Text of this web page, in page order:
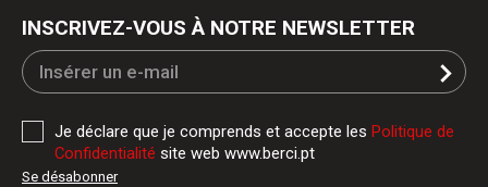
INSCRIVEZ-VOUS À NOTRE NEWSLETTER
Je déclare que je comprends et accepte les Politique de
Confidentialité site web www.berci.pt
Se désabonner